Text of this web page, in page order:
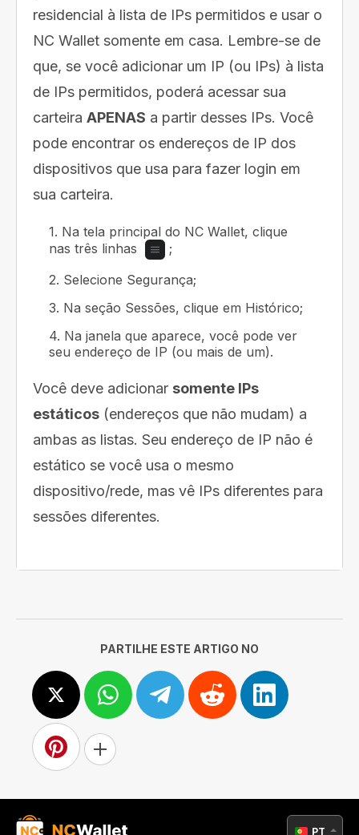
residencial à lista de IPs permitidos e usar o
NC Wallet somente em casa. Lembre-se de
que, se você adicionar um IP (ou IPs) à lista
de IPs permitidos, poderá acessar sua
carteira APENAS a partir desses IPs. Você
pode encontrar os endereços de IP dos
dispositivos que usa para fazer login em
sua carteira.
1. Na tela principal do NC Wallet, clique
nas três linhas
;
2. Selecione Segurança;
3. Na seção Sessões, clique em Histórico;
4. Na janela que aparece, você pode ver
seu endereço de IP (ou mais de um).
Você deve adicionar somente IPs
estáticos (endereços que não mudam) a
ambas as listas. Seu endereço de IP não é
estático se você usa o mesmo
dispositivo/rede, mas vê IPs diferentes para
sessões diferentes.
PARTILHE ESTE ARTIGO NO
PT